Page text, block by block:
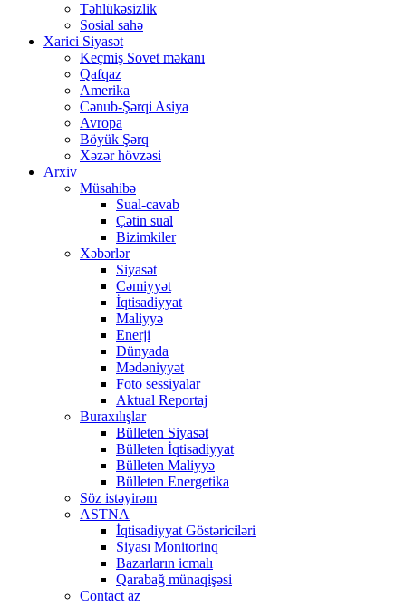
Təhlükəsizlik
Sosial sahə
Xarici Siyasət
Keçmiş Sovet məkanı
Qafqaz
Amerika
Cənub-Şərqi Asiya
Avropa
Böyük Şərq
Xəzər hövzəsi
Arxiv
Müsahibə
Sual-cavab
Çətin sual
Bizimkiler
Xəbərlər
Siyasət
Cəmiyyət
İqtisadiyyat
Maliyyə
Enerji
Dünyada
Mədəniyyət
Foto sessiyalar
Aktual Reportaj
Buraxılışlar
Bülleten Siyasət
Bülleten İqtisadiyyat
Bülleten Maliyyə
Bülleten Energetika
Söz istəyirəm
ASTNA
İqtisadiyyat Göstəriciləri
Siyası Monitorinq
Bazarların icmalı
Qarabağ münaqişəsi
Contact az